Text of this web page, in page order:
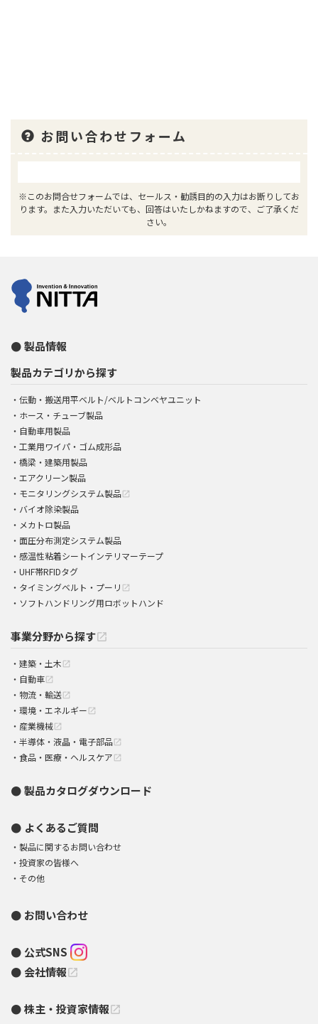
お問い合わせフォーム
※このお問合せフォームでは、セールス・勧誘目的の入力はお断りしてお
ります。また入力いただいても、回答はいたしかねますので、ご了承くだ
さい。
製品情報
製品カテゴリから探す
伝動・搬送用平ベルト/ベルトコンベヤユニット
ホース・チューブ製品
自動車用製品
工業用ワイパ・ゴム成形品
橋梁・建築用製品
エアクリーン製品
モニタリングシステム製品 open_in_new
バイオ除染製品
メカトロ製品
面圧分布測定システム製品
感温性粘着シートインテリマーテープ
UHF帯RFIDタグ
タイミングベルト・プーリ open_in_new
ソフトハンドリング用ロボットハンド
事業分野から探すopen_in_new
建築・土木 open_in_new
自動車 open_in_new
物流・輸送 open_in_new
環境・エネルギー open_in_new
産業機械 open_in_new
半導体・液晶・電子部品 open_in_new
食品・医療・ヘルスケア open_in_new
製品カタログダウンロード
よくあるご質問
製品に関するお問い合わせ
投資家の皆様へ
その他
お問い合わせ
公式SNS
会社情報open_in_new
株主・投資家情報open_in_new